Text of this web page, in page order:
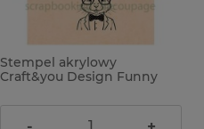
Stempel akrylowy
Craft&you Design Funny